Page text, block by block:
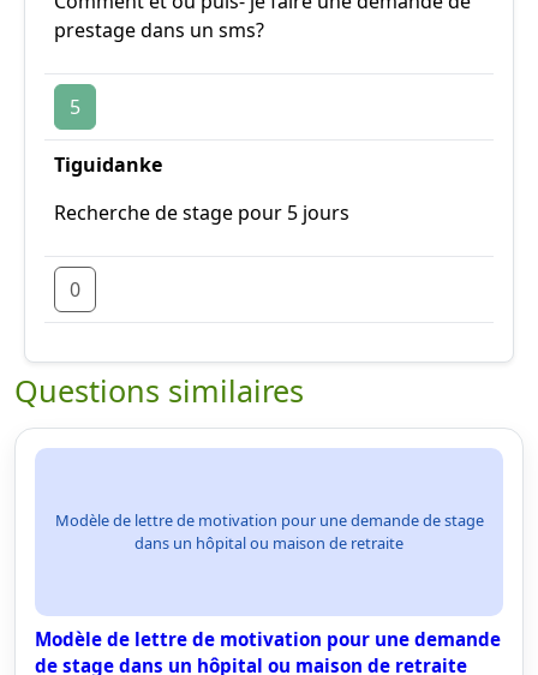
prestage dans un sms?
5
Tiguidanke
Recherche de stage pour 5 jours
0
Questions similaires
Modèle de lettre de motivation pour une demande de stage
dans un hôpital ou maison de retraite
Modèle de lettre de motivation pour une demande
de stage dans un hôpital ou maison de retraite